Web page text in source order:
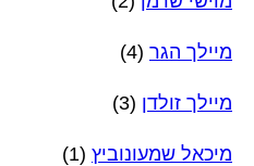
מיילך הגר (4)
מיילך זולדן (3)
מיכאל שמעונוביץ (1)